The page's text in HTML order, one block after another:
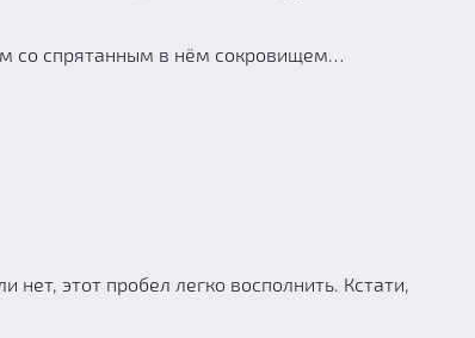
со спрятанным в нём сокровищем…
этот пробел легко восполнить. Кстати,